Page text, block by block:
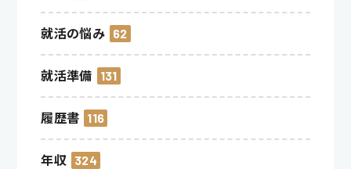
就活の悩み 62
就活準備 131
履歴書 116
年収 324